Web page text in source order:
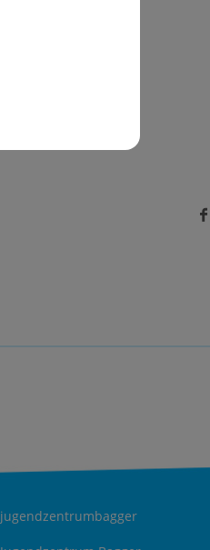
jugendzentrumbagger